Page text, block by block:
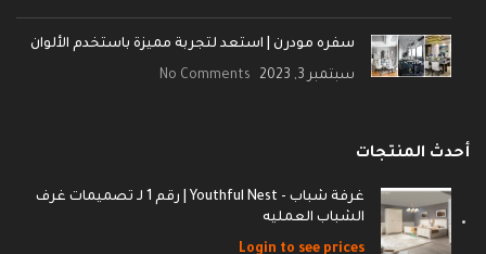
سفره مودرن | استعد لتجربة مميزة باستخدم الألوان
سبتمبر 3, 2023 No Comments
أحدث المنتجات
غرفة شباب - Youthful Nest | رقم 1 لـ تصميمات غرف
الشباب العمليه
Login to see prices